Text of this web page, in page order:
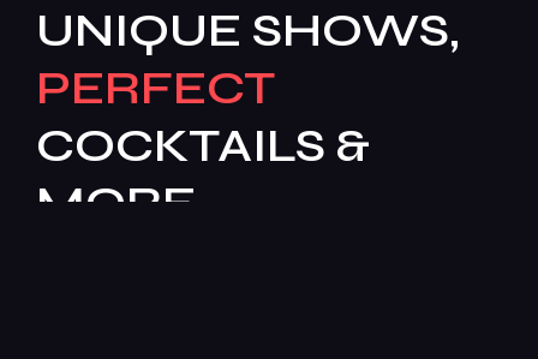
UNIQUE SHOWS,
PERFECT
COCKTAILS &
MORE